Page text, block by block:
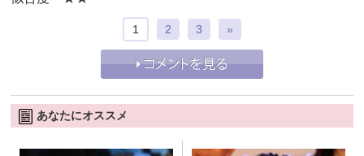
1 2 3 »
あなたにオススメ